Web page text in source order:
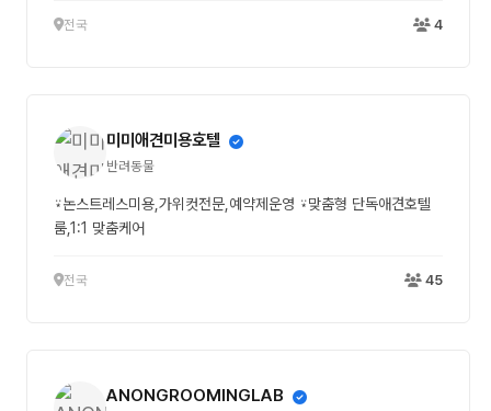
전국 4
미미애견미용호텔
반려동물
⍣논스트레스미용,가위컷전문,예약제운영 ⍣맞춤형 단독애견호텔
룸,1:1 맞춤케어
전국 45
ANONGROOMINGLAB